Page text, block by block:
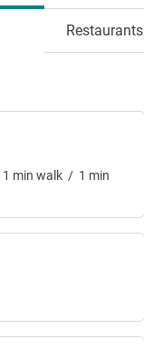
1 min walk / 1 min